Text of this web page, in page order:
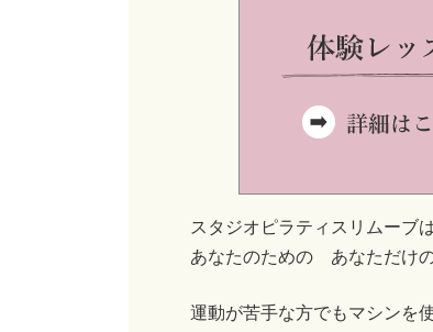
スタジオピラティスリムーブ
あなたのための あなただけの
運動が苦手な方でもマシンを